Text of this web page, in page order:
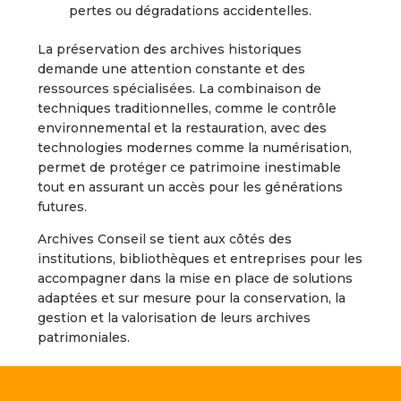
pertes ou dégradations accidentelles.
La préservation des archives historiques
demande une attention constante et des
ressources spécialisées. La combinaison de
techniques traditionnelles, comme le contrôle
environnemental et la restauration, avec des
technologies modernes comme la numérisation,
permet de protéger ce patrimoine inestimable
tout en assurant un accès pour les générations
futures.
Archives Conseil se tient aux côtés des
institutions, bibliothèques et entreprises pour les
accompagner dans la mise en place de solutions
adaptées et sur mesure pour la conservation, la
gestion et la valorisation de leurs archives
patrimoniales.